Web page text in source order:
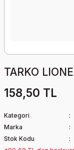
TARKO
158,50 TL
Kategori
Marka
Stok Kodu